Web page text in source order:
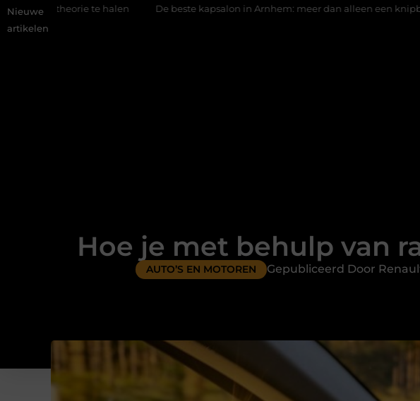
Nieuwe
artikelen
De beste kapsalon in Arnhem: meer dan alleen een knipbeurt
Hoe je met behulp van
AUTO’S EN MOTOREN Gepubliceerd Door